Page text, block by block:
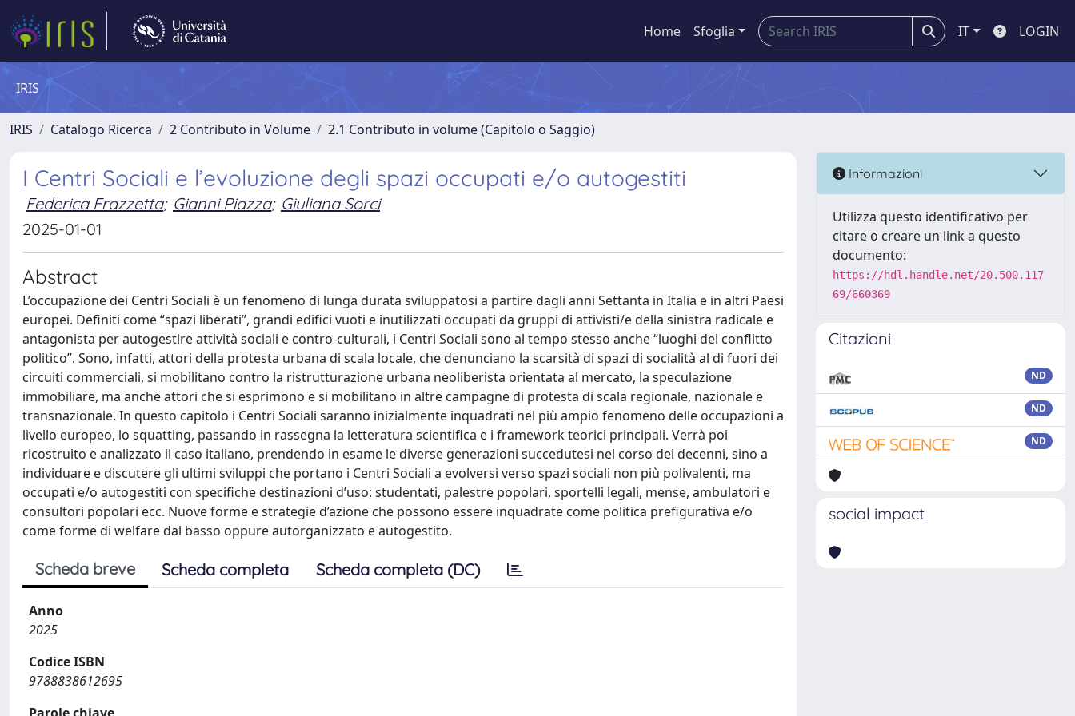
Home Sfoglia IT LOGIN
IRIS
IRIS Catalogo Ricerca 2 Contributo in Volume 2.1 Contributo in volume (Capitolo o Saggio)
I Centri Sociali e l’evoluzione degli spazi occupati e/o autogestiti
Federica Frazzetta; Gianni Piazza; Giuliana Sorci
2025-01-01
Abstract
L’occupazione dei Centri Sociali è un fenomeno di lunga durata sviluppatosi a partire dagli anni Settanta in Italia e in altri Paesi
europei. Definiti come “spazi liberati”, grandi edifici vuoti e inutilizzati occupati da gruppi di attivisti/e della sinistra radicale e
antagonista per autogestire attività sociali e contro-culturali, i Centri Sociali sono al tempo stesso anche “luoghi del conflitto
politico”. Sono, infatti, attori della protesta urbana di scala locale, che denunciano la scarsità di spazi di socialità al di fuori dei
circuiti commerciali, si mobilitano contro la ristrutturazione urbana neoliberista orientata al mercato, la speculazione
immobiliare, ma anche attori che si esprimono e si mobilitano in altre campagne di protesta di scala regionale, nazionale e
transnazionale. In questo capitolo i Centri Sociali saranno inizialmente inquadrati nel più ampio fenomeno delle occupazioni a
livello europeo, lo squatting, passando in rassegna la letteratura scientifica e i framework teorici principali. Verrà poi
ricostruito e analizzato il caso italiano, prendendo in esame le diverse generazioni succedutesi nel corso dei decenni, sino a
individuare e discutere gli ultimi sviluppi che portano i Centri Sociali a evolversi verso spazi sociali non più polivalenti, ma
occupati e/o autogestiti con specifiche destinazioni d’uso: studentati, palestre popolari, sportelli legali, mense, ambulatori e
consultori popolari ecc. Nuove forme e strategie d’azione che possono essere inquadrate come politica prefigurativa e/o
come forme di welfare dal basso oppure autorganizzato e autogestito.
Scheda breve Scheda completa Scheda completa (DC)
Anno
2025
Codice ISBN
9788838612695
Informazioni
Utilizza questo identificativo per
citare o creare un link a questo
documento:
https://hdl.handle.net/20.500.117
69/660369
Citazioni
ND
ND
ND
social impact